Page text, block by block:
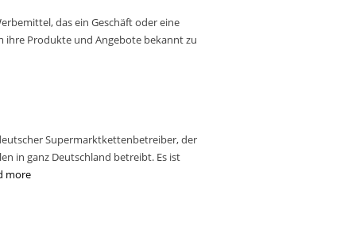
das ein Geschäft oder eine
ihre Produkte und Angebote bekannt zu
Supermarktkettenbetreiber, der
in ganz Deutschland betreibt. Es ist
more